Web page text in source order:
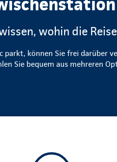
wohin die
parkt, können Sie frei darüber
Sie bequem aus mehreren